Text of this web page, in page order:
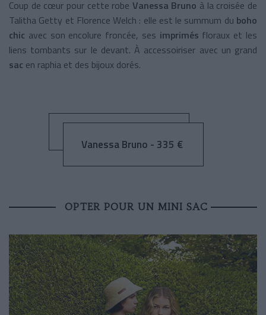
Coup de cœur pour cette robe Vanessa Bruno à la croisée de
Talitha Getty et Florence Welch : elle est le summum du boho
chic avec son encolure froncée, ses imprimés floraux et les
liens tombants sur le devant. À accessoiriser avec un grand
sac en raphia et des bijoux dorés.
Vanessa Bruno - 335 €
OPTER POUR UN MINI SAC